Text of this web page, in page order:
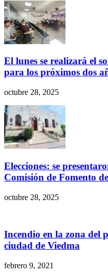
El lunes se realizará el
para los próximos dos
octubre 28, 2025
Elecciones: se
Comisión de Fomento
octubre 28, 2025
Incendio en la zona del
ciudad de Viedma
febrero 9, 2021